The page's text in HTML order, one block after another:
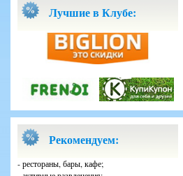
Лучшие в Клубе:
Рекомендуем:
- рестораны, бары, кафе;